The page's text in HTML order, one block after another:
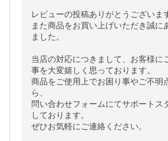
レビューの投稿ありがとうございま
また商品をお買い上げいただき誠に
ました。
当店の対応につきまして、お客様に
事を大変嬉しく思っております。
商品をご使用上でお困り事やご不明
ら、
問い合わせフォームにてサポートス
しております。
ぜひお気軽にご連絡ください。